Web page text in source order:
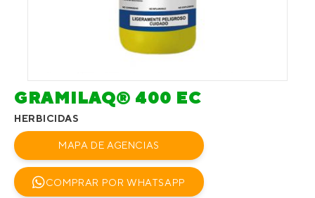
GRAMILAQ® 400 EC
HERBICIDAS
MAPA DE AGENCIAS
COMPRAR POR WHATSAPP